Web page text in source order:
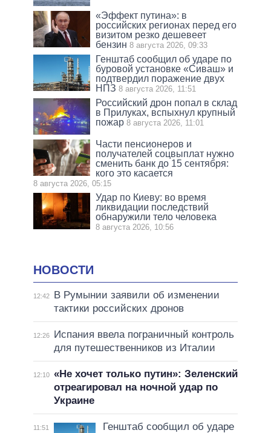
«Эффект путина»: в
российских регионах перед его
визитом резко дешевеет
бензин 8 августа 2026, 09:33
Генштаб сообщил об ударе по
буровой установке «Сиваш» и
подтвердил поражение двух
НПЗ 8 августа 2026, 11:51
Российский дрон попал в склад
в Прилуках, вспыхнул крупный
пожар 8 августа 2026, 11:01
Части пенсионеров и
получателей соцвыплат нужно
сменить банк до 15 сентября:
кого это касается
8 августа 2026, 05:15
Удар по Киеву: во время
ликвидации последствий
обнаружили тело человека
8 августа 2026, 10:56
НОВОСТИ
12:42
В Румынии заявили об изменении
тактики российских дронов
12:26
Испания ввела пограничный контроль
для путешественников из Италии
12:10 «Не хочет только путин»: Зеленский
отреагировал на ночной удар по
Украине
11:51
Генштаб сообщил об ударе